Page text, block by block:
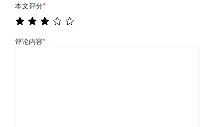
本文评分*
评论内容*